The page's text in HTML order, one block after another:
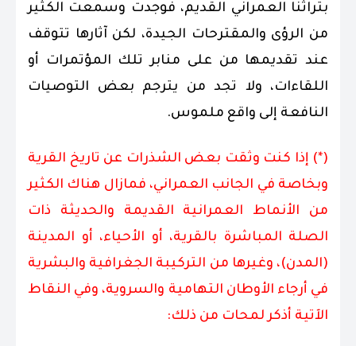
بتراثنا العمراني القديم، فوجدت وسمعت الكثير
من الرؤى والمقترحات الجيدة، لكن آثارها تتوقف
عند تقديمها من على منابر تلك المؤتمرات أو
اللقاءات، ولا تجد من يترجم بعض التوصيات
النافعة إلى واقع ملموس.
(*) إذا كنت وثقت بعض الشذرات عن تاريخ القرية
وبخاصة في الجانب العمراني، فمازال هناك الكثير
من الأنماط العمرانية القديمة والحديثة ذات
الصلة المباشرة بالقرية، أو الأحياء، أو المدينة
(المدن)، وغيرها من التركيبة الجغرافية والبشرية
في أرجاء الأوطان التهامية والسروية، وفي النقاط
الآتية أذكر لمحات من ذلك: